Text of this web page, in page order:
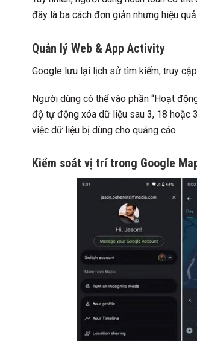
đây là ba cách đơn giản nhưng hiệu
Quản lý Web & App Activity
Google lưu lại lịch sử tìm kiếm, truy
Người dùng có thể vào phần “Hoạt
độ tự động xóa dữ liệu sau 3, 18 hoặc
việc dữ liệu bị dùng cho quảng cáo.
Kiểm soát vị trí trong Google